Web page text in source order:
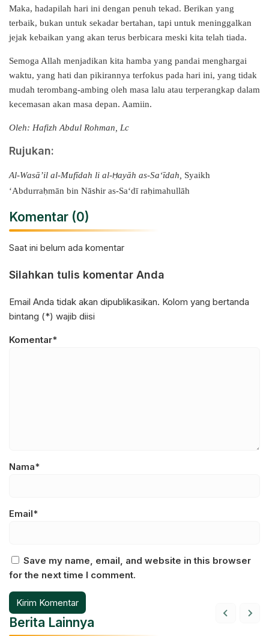
Maka, hadapilah hari ini dengan penuh tekad. Berikan yang
terbaik, bukan untuk sekadar bertahan, tapi untuk meninggalkan
jejak kebaikan yang akan terus berbicara meski kita telah tiada.
Semoga Allah menjadikan kita hamba yang pandai menghargai
waktu, yang hati dan pikirannya terfokus pada hari ini, yang tidak
mudah terombang-ambing oleh masa lalu atau terperangkap dalam
kecemasan akan masa depan. Aamiin.
Oleh: Hafizh Abdul Rohman, Lc
Rujukan:
Al-Wasā’il al-Mufīdah li al-Ḥayāh as-Sa‘īdah, Syaikh
‘Abdurraḥmān bin Nāshir as-Sa‘dī raḥimahullāh
Komentar (0)
Saat ini belum ada komentar
Silahkan tulis komentar Anda
Email Anda tidak akan dipublikasikan. Kolom yang bertanda
bintang (*) wajib diisi
Komentar*
Nama*
Email*
Save my name, email, and website in this browser
for the next time I comment.
Berita Lainnya